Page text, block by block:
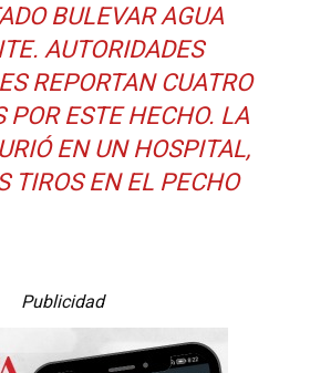
BULEVAR AGUA
AUTORIDADES
REPORTAN CUATRO
POR ESTE HECHO. LA
EN UN HOSPITAL,
TIROS EN EL PECHO
Publicidad